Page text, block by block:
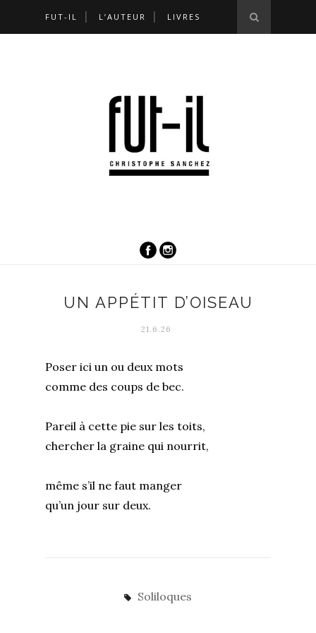
FUT-IL L’AUTEUR LIVRES
UN APPÉTIT D’OISEAU
21.6.26
Poser ici un ou deux mots
comme des coups de bec.
Pareil à cette pie sur les toits,
chercher la graine qui nourrit,
même s’il ne faut manger
qu’un jour sur deux.
Soliloques